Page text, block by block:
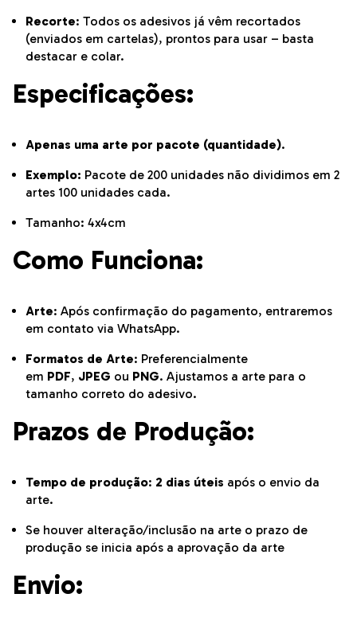
Recorte: Todos os adesivos já vêm recortados
(enviados em cartelas), prontos para usar – basta
destacar e colar.
Especificações:
Apenas uma arte por pacote (quantidade).
Exemplo: Pacote de 200 unidades não dividimos em 2
artes 100 unidades cada.
Tamanho: 4x4cm
Como Funciona:
Arte: Após confirmação do pagamento, entraremos
em contato via WhatsApp.
Formatos de Arte: Preferencialmente
em PDF, JPEG ou PNG. Ajustamos a arte para o
tamanho correto do adesivo.
Prazos de Produção:
Tempo de produção: 2 dias úteis após o envio da
arte.
Se houver alteração/inclusão na arte o prazo de
produção se inicia após a aprovação da arte
Envio: